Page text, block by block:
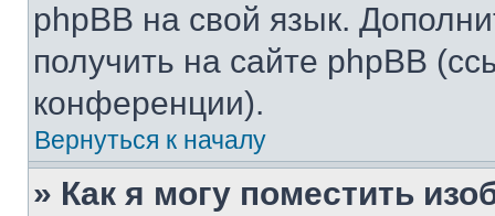
phpBB на свой язык.
получить на сайте phpBB
конференции).
Вернуться к началу
» Как я могу поместить